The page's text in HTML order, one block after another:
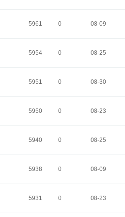
5961 0 08-09
5954 0 08-25
5951 0 08-30
5950 0 08-23
5940 0 08-25
5938 0 08-09
5931 0 08-23